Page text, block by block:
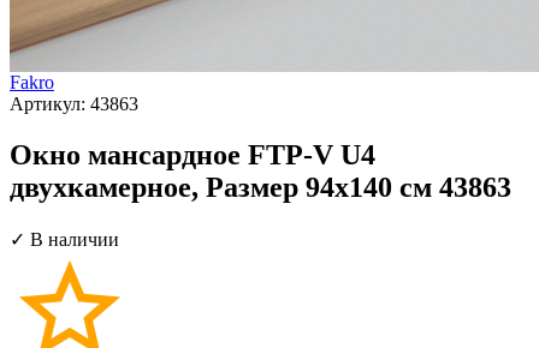
Fakro
Артикул: 43863
Окно мансардное FTP-V U4
двухкамерное, Размер 94х140 см 43863
✓ В наличии